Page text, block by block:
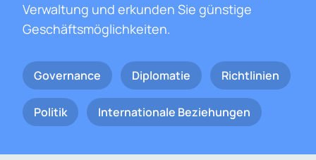
Verwaltung und erkunden Sie günstige
Geschäftsmöglichkeiten.
Governance Diplomatie Richtlinien
Politik Internationale Beziehungen